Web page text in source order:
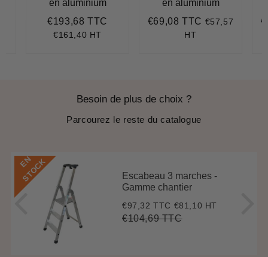
en aluminium
Prix
régulier
€193,68 TTC
€161,40 HT
en aluminium
Prix
€69,08 TTC €69,08
€57,57
HT
Besoin de plus de choix ?
Parcourez le reste du catalogue
E
N
S
T
O
C
K
Escabeau 3 marches -
Gamme chantier
Prix
réduit
€97,32 TTC €97,32
€81,10 HT
Prix
€104,69 TTC€104,69